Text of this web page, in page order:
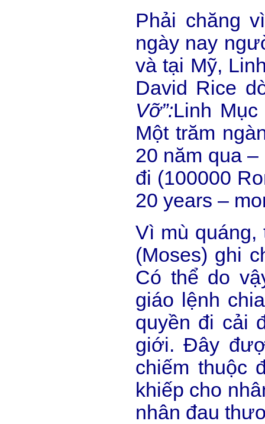
Phải chăng
ngày nay
và tại Mỹ,
David Rice
Vỡ”:Linh
Một trăm
20 năm qua
đi (100000
20 years –
Vì mù quáng,
(Moses) ghi
Có thể do
giáo lệnh
quyền đi cải
giới. Đây
chiếm thuộc
khiếp cho
nhân đau